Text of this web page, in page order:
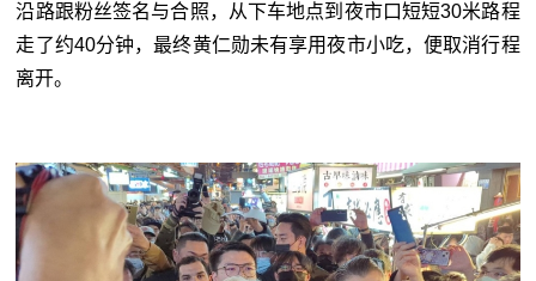
沿路跟粉丝签名与合照，从下车地点到夜市口短短30米路程
走了约40分钟，最终黄仁勋未有享用夜市小吃，便取消行程
离开。